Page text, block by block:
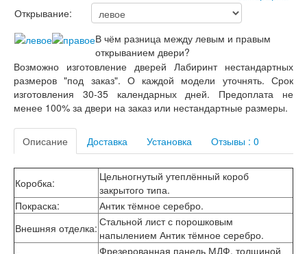
Лабиринт Кредор
Лабиринт Лаб Про
Лабиринт Лайн Вайт
Лабиринт Леолаб
Лабиринт Лондон
Лабиринт Лофт
Лабиринт Мегаполис
Лабиринт Норд Плюс
Лабиринт Нью Йорк
Лабиринт Пиано
Лабиринт Пиано Смарт 2.0
Лабиринт Платинум
Лабиринт Полярис лайт
Лабиринт Роял
Лабиринт Сильвер
Лабиринт Сияна
Лабиринт Скайлаб
Открывание:
В чём разница между левым и правым
открыванием двери?
Возможно изготовление дверей Лабиринт нестандартных
размеров "под заказ". О каждой модели уточнять. Срок
изготовления 30-35 календарных дней. Предоплата не
менее 100% за двери на заказ или нестандартные размеры.
Описание Доставка Установка Отзывы : 0
Коробка:
Цельногнутый утеплённый короб
закрытого типа.
Покраска:
Антик тёмное серебро.
Внешняя отделка: Стальной лист с порошковым
напылением Антик тёмное серебро.
Фрезерованная панель МДФ, толщиной